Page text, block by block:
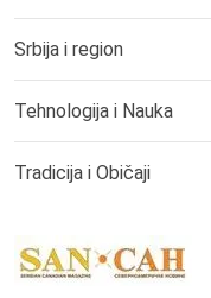
Srbija i region
Tehnologija i Nauka
Tradicija i Običaji